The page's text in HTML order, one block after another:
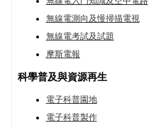
無線電測向及慢掃描電視
無線電考試及試題
摩斯電報
科學普及與資源再生
電子科普園地
電子科普製作